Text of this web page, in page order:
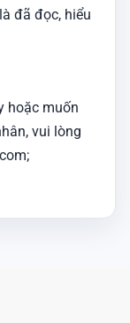
đã đọc, hiểu
hoặc muốn
vui lòng